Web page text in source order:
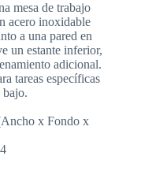
mesa de trabajo
acero inoxidable
a una pared en
un estante inferior,
adicional.
tareas específicas
bajo.
x Fondo x